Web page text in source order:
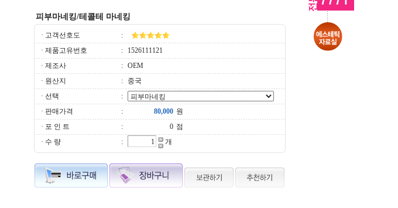
피부마네킹/테콜테 마네킹
· 고객선호도
:
· 제품고유번호
:
1526111121
· 제조사
:
OEM
· 원산지
:
중국
· 선택
:
· 판매가격
:
원
· 포 인 트
:
점
· 수 량
: 개